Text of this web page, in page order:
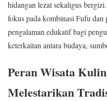
hidangan lezat sekaligus
fokus pada kombinasi Fufu
pengalaman edukatif bagi
keterkaitan antara budaya,
Peran Wisata
Melestarikan